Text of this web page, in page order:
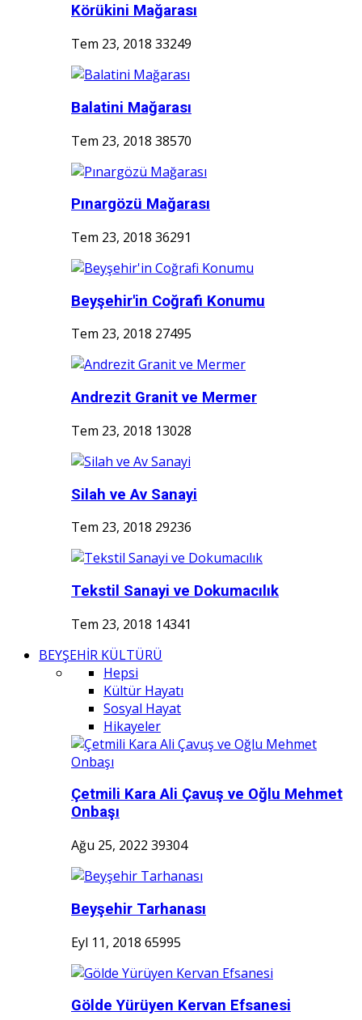
Körükini Mağarası
Tem 23, 2018 33249
Balatini Mağarası
Tem 23, 2018 38570
Pınargözü Mağarası
Tem 23, 2018 36291
Beyşehir'in Coğrafi Konumu
Tem 23, 2018 27495
Andrezit Granit ve Mermer
Tem 23, 2018 13028
Silah ve Av Sanayi
Tem 23, 2018 29236
Tekstil Sanayi ve Dokumacılık
Tem 23, 2018 14341
BEYŞEHİR KÜLTÜRÜ
Hepsi
Kültür Hayatı
Sosyal Hayat
Hikayeler
Çetmili Kara Ali Çavuş ve Oğlu Mehmet
Onbaşı
Ağu 25, 2022 39304
Beyşehir Tarhanası
Eyl 11, 2018 65995
Gölde Yürüyen Kervan Efsanesi